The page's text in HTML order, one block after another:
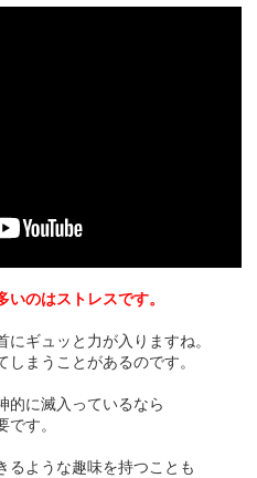
のはストレスです。
ギュッと力が入りますね。
まうことがあるのです。
的に滅入っているなら
す。
るような趣味を持つことも